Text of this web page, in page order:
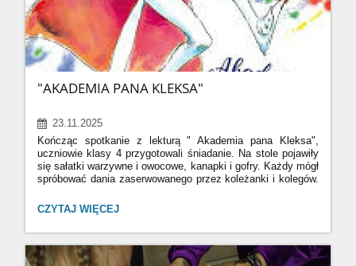
"AKADEMIA PANA KLEKSA"
23.11.2025
Kończąc spotkanie z lekturą " Akademia pana Kleksa",
uczniowie klasy 4 przygotowali śniadanie. Na stole pojawiły
się sałatki warzywne i owocowe, kanapki i gofry. Każdy mógł
spróbować dania zaserwowanego przez koleżanki i kolegów.
zawierający nie tylko składniki, ale i sposób przygotowania
potrawy.
"AKADEMIA
KLEKSA":
CZYTAJ WIĘCEJ